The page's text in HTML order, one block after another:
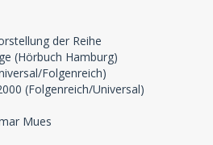
der Reihe
(Hörbuch Hamburg)
Folgenreich)
(Folgenreich/Universal)
Mues